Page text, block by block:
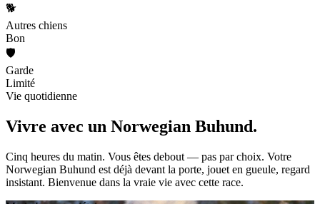
🐕
Autres chiens
Bon
🛡️
Garde
Limité
Vie quotidienne
Vivre avec un Norwegian Buhund.
Cinq heures du matin. Vous êtes debout — pas par choix. Votre
Norwegian Buhund est déjà devant la porte, jouet en gueule, regard
insistant. Bienvenue dans la vraie vie avec cette race.